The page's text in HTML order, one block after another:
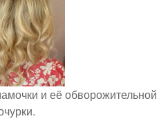
и её обворожительной